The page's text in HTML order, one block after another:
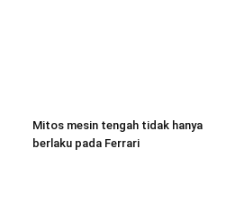
Mitos mesin tengah tidak hanya
berlaku pada Ferrari